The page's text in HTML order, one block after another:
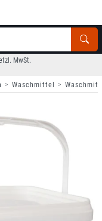
MwSt.
Waschmittel